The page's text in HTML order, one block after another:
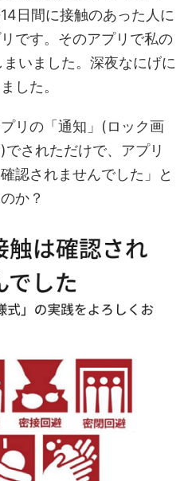
日間に接触のあった人に
です。そのアプリで私の
いました。深夜なにげに
した。
リの「通知」(ロック画
されただけで、アプリ
認されませんでした」と
か？